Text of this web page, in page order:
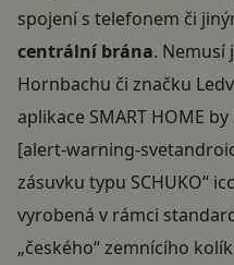
spojení s telefonem či
centrální brána. Nemusí
Hornbachu či značku
aplikace SMART HOME
[alert-warning-
zásuvku typu SCHUKO“
vyrobená v rámci
„českého“ zemnícího